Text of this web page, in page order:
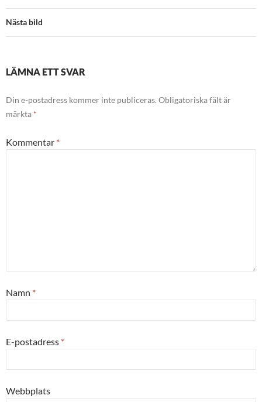
Nästa bild
LÄMNA ETT SVAR
Din e-postadress kommer inte publiceras. Obligatoriska fält är
märkta *
Kommentar *
Namn *
E-postadress *
Webbplats